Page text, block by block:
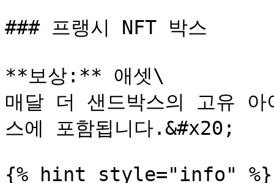
### 프랭시 NFT 박스
**보상:** 애셋\
매달 더 샌드박스의 고유
스에 포함됩니다.&#x20;
{% hint style="info" %}